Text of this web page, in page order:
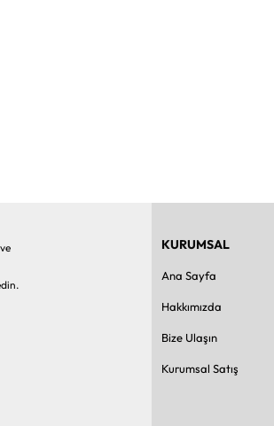
KURUMSAL
Ana Sayfa
Hakkımızda
Bize Ulaşın
Kurumsal Satış